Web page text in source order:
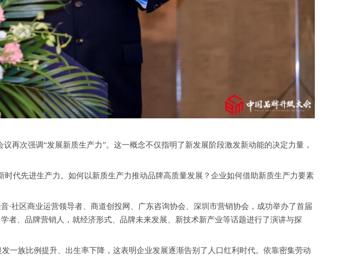
再次强调“发展新质生产力”。这一概念不仅指明了新发展阶段激发新动能的决定力量，
代先进生产力。如何以新质生产力推动品牌高质量发展？企业如何借助新质生产力要素
·社区商业运营领导者、商道创投网、广东咨询协会、深圳市营销协会，成功举办了首届
者、品牌营销人，就经济形式、品牌未来发展、新技术新产业等话题进行了演讲与探
一族比例提升、出生率下降，这表明企业发展逐渐告别了人口红利时代。依靠密集劳动